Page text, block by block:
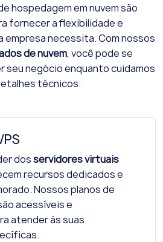
hospedagem em nuvem são
fornecer a flexibilidade e
empresa necessita. Com nossos
de nuvem, você pode se
seu negócio enquanto cuidamos
técnicos.
dosservidores virtuais
recursos dedicados e
Nossos planos de
acessíveis e
atender às suas